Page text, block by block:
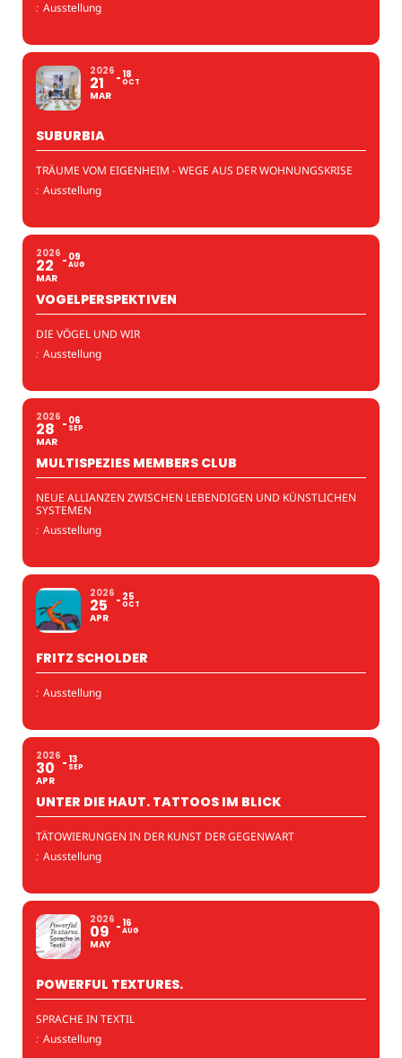
: Ausstellung
2026
21
MAR
18
OCT
SUBURBIA
TRÄUME VOM EIGENHEIM - WEGE AUS DER WOHNUNGSKRISE
: Ausstellung
2026
22
MAR
09
AUG
VOGELPERSPEKTIVEN
DIE VÖGEL UND WIR
: Ausstellung
2026
28
MAR
06
SEP
MULTISPEZIES MEMBERS CLUB
NEUE ALLIANZEN ZWISCHEN LEBENDIGEN UND KÜNSTLICHEN
SYSTEMEN
: Ausstellung
2026
25
APR
25
OCT
FRITZ SCHOLDER
: Ausstellung
2026
30
APR
13
SEP
UNTER DIE HAUT. TATTOOS IM BLICK
TÄTOWIERUNGEN IN DER KUNST DER GEGENWART
: Ausstellung
2026
09
MAY
16
AUG
POWERFUL TEXTURES.
SPRACHE IN TEXTIL
: Ausstellung